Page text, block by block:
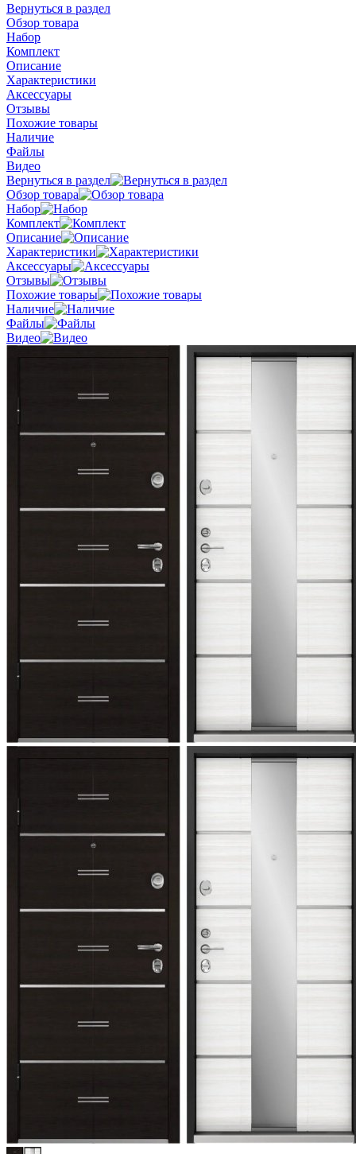
Вернуться в раздел
Обзор товара
Набор
Комплект
Описание
Характеристики
Аксессуары
Отзывы
Похожие товары
Наличие
Файлы
Видео
Вернуться в раздел
Обзор товара
Набор
Комплект
Описание
Характеристики
Аксессуары
Отзывы
Похожие товары
Наличие
Файлы
Видео